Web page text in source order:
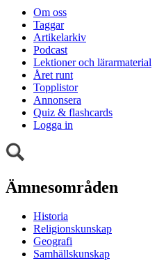
Om oss
Taggar
Artikelarkiv
Podcast
Lektioner och lärarmaterial
Året runt
Topplistor
Annonsera
Quiz & flashcards
Logga in
Ämnesområden
Historia
Religionskunskap
Geografi
Samhällskunskap